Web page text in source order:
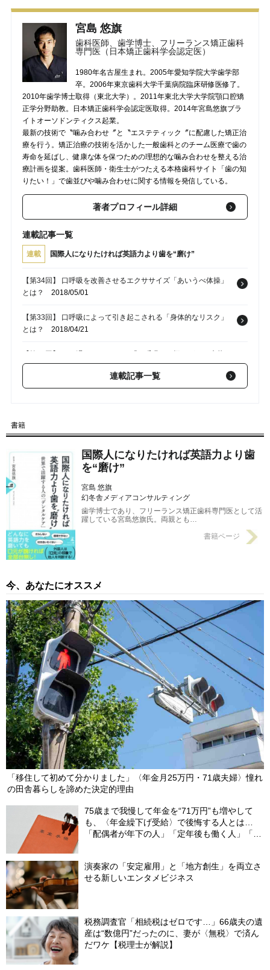
宮島 悠旗
歯科医師、歯学博士、フリーランス矯正歯科
専門医（日本矯正歯科学会認定医）
1980年名古屋生まれ。2005年愛知学院大学歯学部
卒。2006年東京歯科大学千葉病院臨床研修医修了。
2010年歯学博士取得（東北大学）。2011年東北大学大学院顎口腔矯
正学分野助教。日本矯正歯科学会認定医取得。2014年宮島悠旗ブラ
イトオーソドンティクス起業。
最新の技術で〝噛み合わせ〞と〝エステティック〞に配慮した矯正治
療を行う。矯正治療の技術を活かした一般歯科とのチーム医療で歯の
寿命を延ばし、健康な体を保つための理想的な噛み合わせを整える治
療計画を提案。歯科医師・衛生士がつたえる本格歯科サイト「歯の知
りたい！」で歯並びや噛み合わせに関する情報を発信している。
著者プロフィール詳細
連載記事一覧
連載 国際人になりたければ英語力より歯を“磨け”
【第34回】 口呼吸を改善させるエクササイズ「あいうべ体操」
とは？
2018/05/01
【第33回】 口呼吸によって引き起こされる「身体的なリスク」
とは？
2018/04/21
は？2018/04/19
【第31回】 頬杖、早食い･･･噛み合わせに影響を及ぼす日常生活
【第30回】 歯並びや口角から「正しい噛み合わせ」を確認する
連載記事一覧
書籍
国際人になりたければ英語力より歯
を“磨け”
宮島 悠旗
幻冬舎メディアコンサルティング
歯学博士であり、フリーランス矯正歯科専門医として活
躍している宮島悠旗氏。両親とも…
書籍ページ
今、あなたにオススメ
「移住して初めて分かりました」〈年金月25万円・71歳夫婦〉憧れ
の田舎暮らしを諦めた決定的理由
75歳まで我慢して年金を“71万円”も増やして
も、〈年金繰下げ受給〉で後悔する人とは…
「配偶者が年下の人」「定年後も働く人」「特
演奏家の「安定雇用」と「地方創生」を両立さ
せる新しいエンタメビジネス
税務調査官「相続税はゼロです…」66歳夫の遺
産は“数億円”だったのに、妻が〈無税〉で済ん
だワケ【税理士が解説】